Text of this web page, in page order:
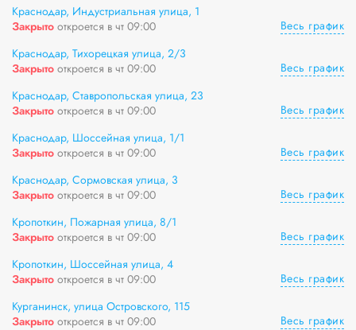
Краснодар, Индустриальная улица, 1
Закрыто откроется в чт 09:00
Весь график
Краснодар, Тихорецкая улица, 2/3
Закрыто откроется в чт 09:00
Весь график
Краснодар, Ставропольская улица, 23
Закрыто откроется в чт 09:00
Весь график
Краснодар, Шоссейная улица, 1/1
Закрыто откроется в чт 09:00
Весь график
Краснодар, Сормовская улица, 3
Закрыто откроется в чт 09:00
Весь график
Кропоткин, Пожарная улица, 8/1
Закрыто откроется в чт 09:00
Весь график
Кропоткин, Шоссейная улица, 4
Закрыто откроется в чт 09:00
Весь график
Курганинск, улица Островского, 115
Закрыто откроется в чт 09:00
Весь график